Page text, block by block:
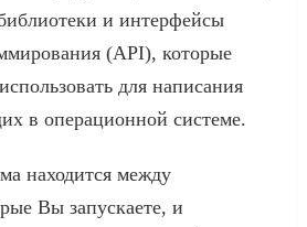
и интерфейсы
(API), которые
для написания
в операционной системе.
находится между
Вы запускаете, и